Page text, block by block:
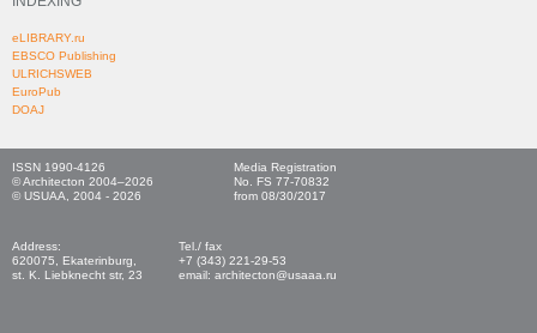
eLIBRARY.ru
EBSCO Publishing
ULRICHSWEB
EuroPub
DOAJ
ISSN 1990-4126
© Architecton 2004–2026
© USUAA, 2004 - 2026
Media Registration
No. FS 77-70832
from 08/30/2017
Address:
620075, Ekaterinburg,
st. K. Liebknecht str, 23
Tel./ fax
+7 (343) 221-29-53
email: architecton@usaaa.ru